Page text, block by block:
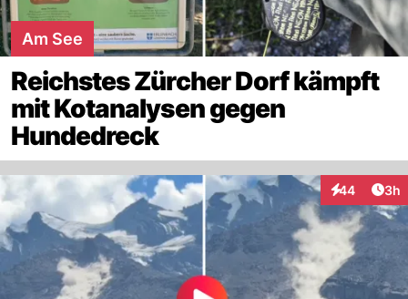
Am See
Reichstes Zürcher Dorf kämpft
mit Kotanalysen gegen
Hundedreck
44
Interaktionen
3h